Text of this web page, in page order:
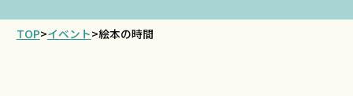
TOP>イベント>絵本の時間